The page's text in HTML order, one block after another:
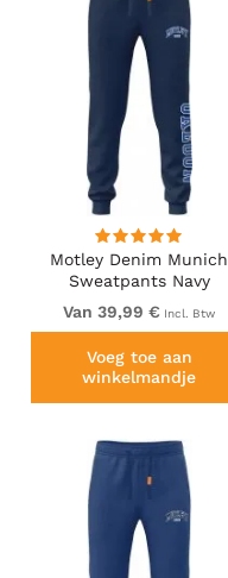
Motley Denim Munich
Sweatpants Navy
Van 39,99 € Incl. Btw
Voeg toe aan
winkelmandje